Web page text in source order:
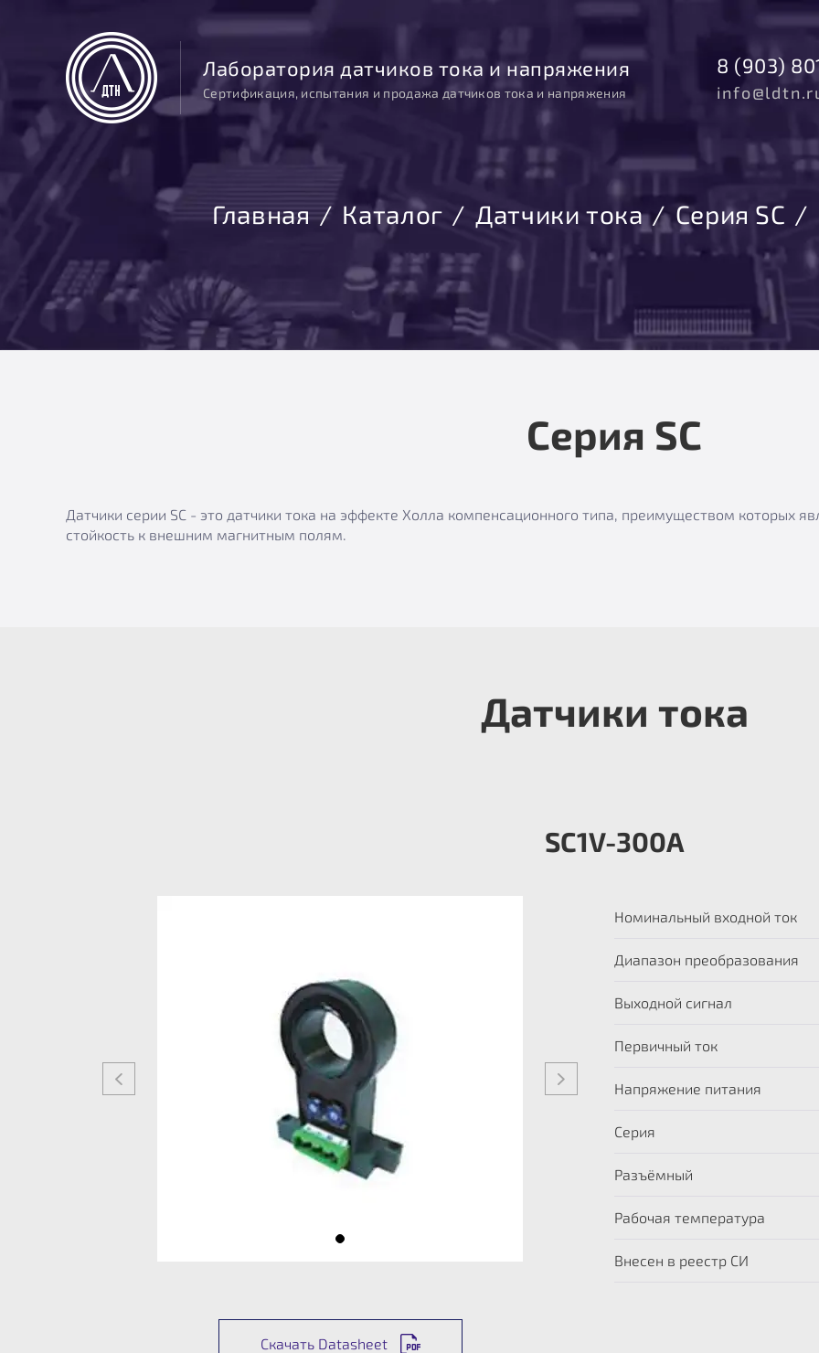
Лаборатория датчиков тока и напряжения
Сертификация, испытания и продажа датчиков тока и напряжения
8 (903)
Главная Каталог Датчики тока Серия SC
Серия SC
Датчики серии SC - это датчики тока на эффекте Холла компенсационного типа, преимуществом которых
стойкость к внешним магнитным полям.
Датчики тока
SC1V-300A
Номинальный входной ток
Диапазон преобразования
Выходной сигнал
Первичный ток
Напряжение питания
Серия
Разъёмный
Рабочая температура
Внесен в реестр СИ
Скачать Datasheet